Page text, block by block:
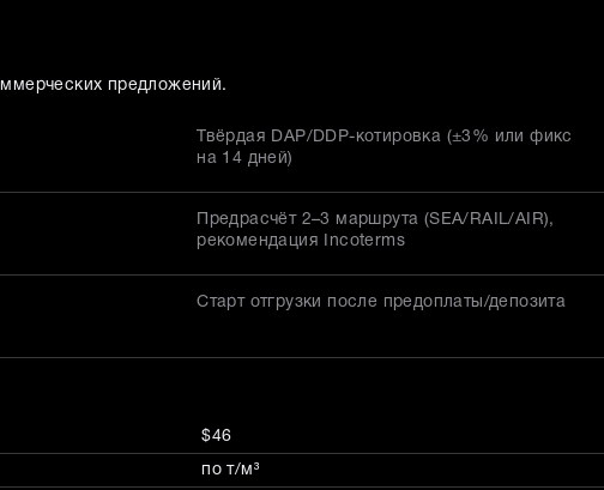
предложений.
Твёрдая DAP/DDP-котировка (±3% или фикс
на 14 дней)
Предрасчёт 2–3 маршрута (SEA/RAIL/AIR),
рекомендация Incoterms
Старт отгрузки после предоплаты/депозита
$46
по т/м³